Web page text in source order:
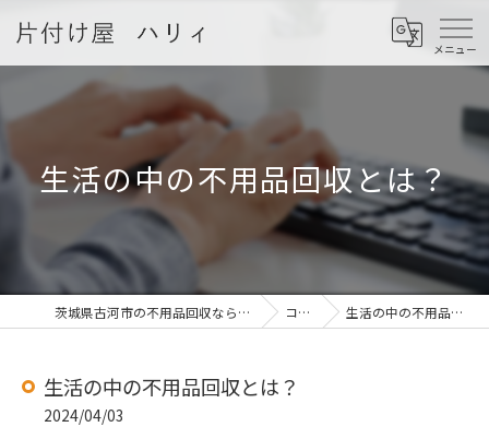
生活の中の不用品回収とは？
茨城県古河市の不用品回収なら片付け屋 ハリィ コラム 生活の中の不用品回収とは？
生活の中の不用品回収とは？
2024/04/03